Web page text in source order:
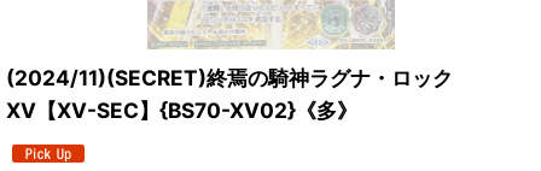
(2024/11)(SECRET)終焉の騎神ラグナ・ロック
XV【XV-SEC】{BS70-XV02}《多》